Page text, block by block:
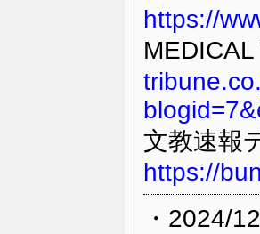
https://
MEDICAL
文教速報
https://
・2024/